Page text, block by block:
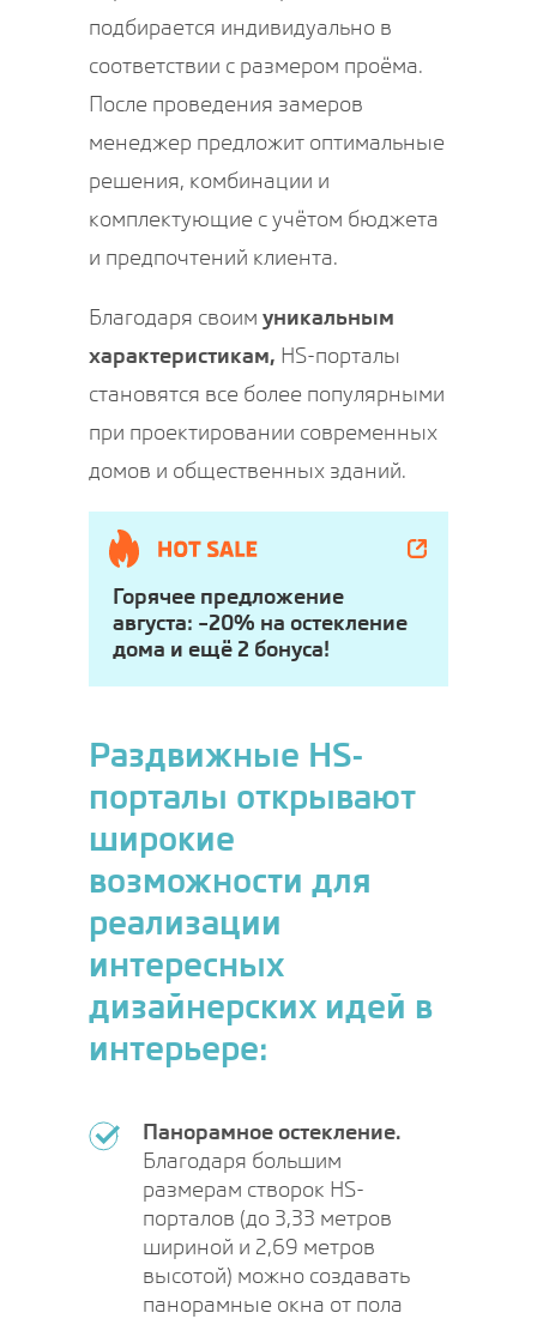
подбирается индивидуально в
соответствии с размером проёма.
После проведения замеров
менеджер предложит оптимальные
решения, комбинации и
комплектующие с учётом бюджета
и предпочтений клиента.
Благодаря своим уникальным
характеристикам, HS-порталы
становятся все более популярными
при проектировании современных
домов и общественных зданий.
Горячее предложение
августа: –20% на остекление
дома и ещё 2 бонуса!
Раздвижные HS-
порталы открывают
широкие
возможности для
реализации
интересных
дизайнерских идей в
интерьере:
Панорамное остекление.
Благодаря большим
размерам створок HS-
порталов (до 3,33 метров
шириной и 2,69 метров
высотой) можно создавать
панорамные окна от пола